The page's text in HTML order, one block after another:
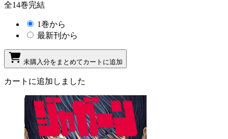
全14巻完結
1巻から
最新刊から
未購入分をまとめてカートに追加
カートに追加しました